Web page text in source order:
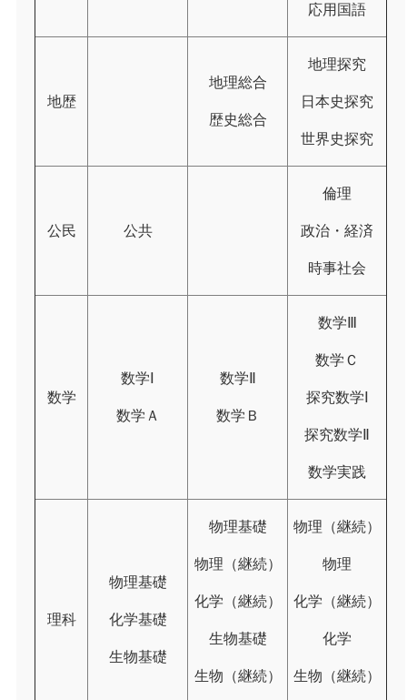
応用国語
地歴
地理総合
歴史総合
地理探究
日本史探究
世界史探究
公民 公共
倫理
政治・経済
時事社会
数学
数学Ⅰ
数学Ａ
数学Ⅱ
数学Ｂ
数学Ⅲ
数学Ｃ
探究数学Ⅰ
探究数学Ⅱ
数学実践
理科
物理基礎
化学基礎
生物基礎
物理基礎
物理（継続）
化学（継続）
生物基礎
生物（継続）
物理（継続）
物理
化学（継続）
化学
生物（継続）